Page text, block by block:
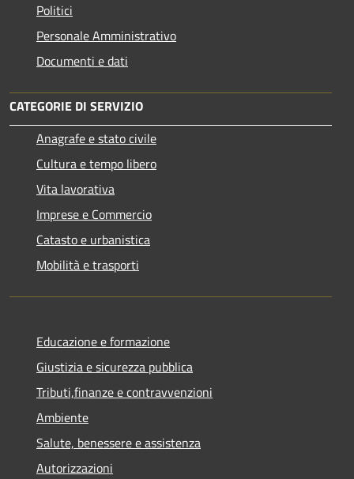
Politici
Personale Amministrativo
Documenti e dati
CATEGORIE DI SERVIZIO
Anagrafe e stato civile
Cultura e tempo libero
Vita lavorativa
Imprese e Commercio
Catasto e urbanistica
Mobilità e trasporti
Educazione e formazione
Giustizia e sicurezza pubblica
Tributi,finanze e contravvenzioni
Ambiente
Salute, benessere e assistenza
Autorizzazioni